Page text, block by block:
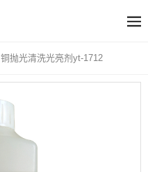
铜抛光清洗光亮剂yt-1712